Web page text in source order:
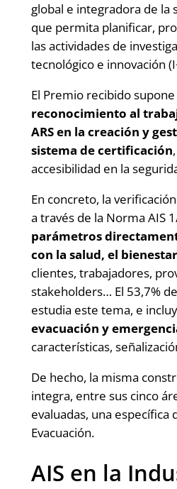
global e integradora de la
que permita planificar,
las actividades de
tecnológico e innovación
El Premio recibido
reconocimiento al
ARS en la creación y
sistema de certificación
accesibilidad en la
En concreto, la
a través de la Norma AIS
parámetros
con la salud, el
clientes, trabajadores,
stakeholders… El 53,7%
estudia este tema, e
evacuación y
características,
De hecho, la misma
integra, entre sus cinco
evaluadas, una específica
Evacuación.
AIS en la